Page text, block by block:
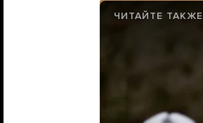
ЧИТАЙТЕ ТАКЖЕ